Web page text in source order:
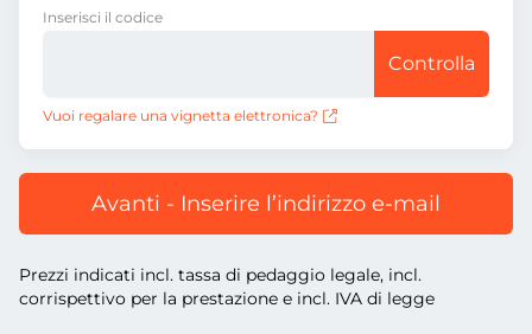
Inserisci il codice
Controlla
Vuoi regalare una vignetta elettronica?
Avanti - Inserire l’indirizzo e-mail
Prezzi indicati incl. tassa di pedaggio legale, incl.
corrispettivo per la prestazione e incl. IVA di legge